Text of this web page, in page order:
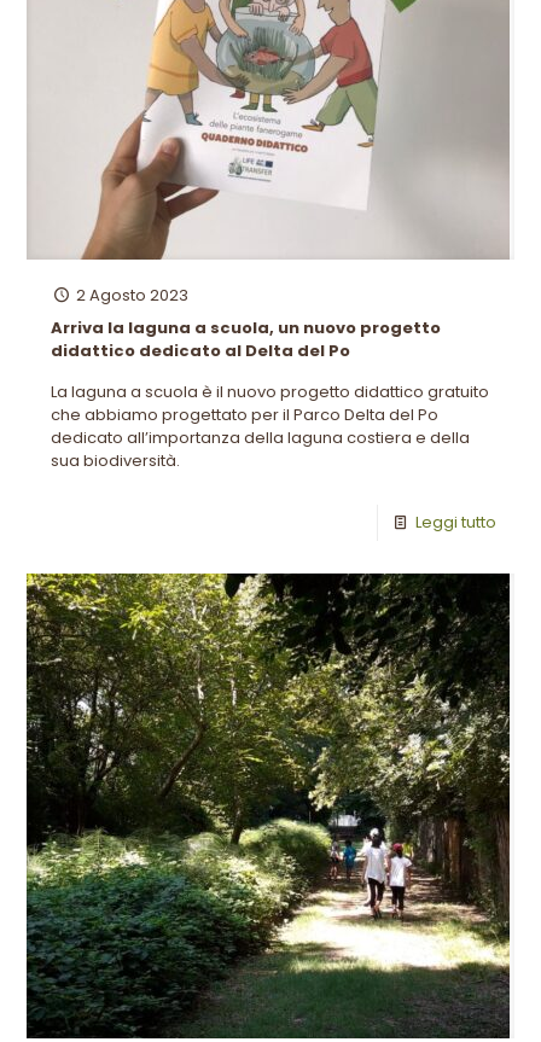
2 Agosto 2023
Arriva la laguna a scuola, un nuovo progetto
didattico dedicato al Delta del Po
La laguna a scuola è il nuovo progetto didattico gratuito
che abbiamo progettato per il Parco Delta del Po
dedicato all’importanza della laguna costiera e della
sua biodiversità.
Leggi tutto